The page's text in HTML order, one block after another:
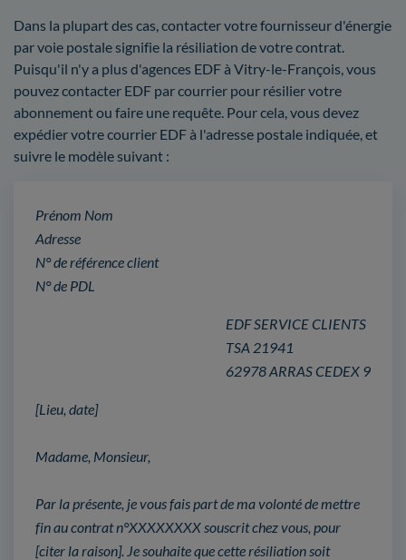
Dans la plupart des cas, contacter votre fournisseur d'énergie
par voie postale signifie la résiliation de votre contrat.
Puisqu'il n'y a plus d'agences EDF à Vitry-le-François, vous
pouvez contacter EDF par courrier pour résilier votre
abonnement ou faire une requête. Pour cela, vous devez
expédier votre courrier EDF à l'adresse postale indiquée, et
suivre le modèle suivant :
Prénom Nom
Adresse
N° de référence client
N° de PDL
EDF SERVICE CLIENTS
TSA 21941
62978 ARRAS CEDEX 9
[Lieu, date]
Madame, Monsieur,
Par la présente, je vous fais part de ma volonté de mettre
fin au contrat n°XXXXXXXX souscrit chez vous, pour
[citer la raison]. Je souhaite que cette résiliation soit